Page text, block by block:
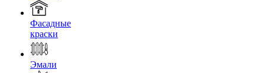
Фасадные
краски
Эмали